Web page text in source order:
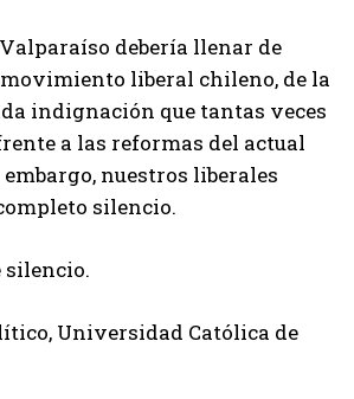
debería llenar de
liberal chileno, de la
indignación que tantas veces
a las reformas del actual
embargo, nuestros liberales
silencio.
silencio.
Universidad Católica de